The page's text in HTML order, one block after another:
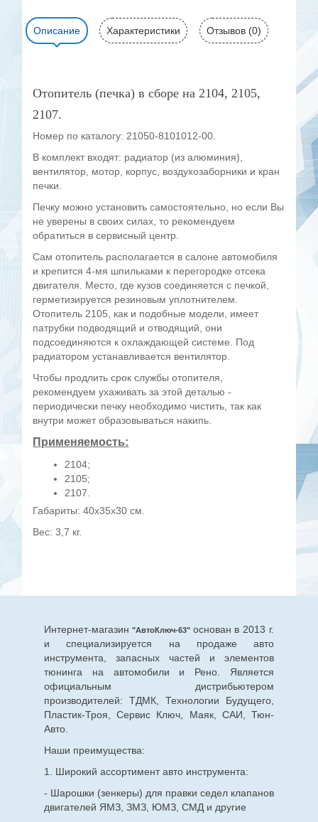
Описание Характеристики Отзывов (0)
Отопитель (печка) в сборе на 2104, 2105,
2107.
Номер по каталогу: 21050-8101012-00.
В комплект входят: радиатор (из алюминия),
вентилятор, мотор, корпус, воздухозаборники и кран
печки.
Печку можно установить самостоятельно, но если Вы
не уверены в своих силах, то рекомендуем
обратиться в сервисный центр.
Сам отопитель располагается в салоне автомобиля
и крепится 4-мя шпильками к перегородке отсека
двигателя. Место, где кузов соединяется с печкой,
герметизируется резиновым уплотнителем.
Отопитель 2105, как и подобные модели, имеет
патрубки подводящий и отводящий, они
подсоединяются к охлаждающей системе. Под
радиатором устанавливается вентилятор.
Чтобы продлить срок службы отопителя,
рекомендуем ухаживать за этой деталью -
периодически печку необходимо чистить, так как
внутри может образовываться накипь.
Применяемость:
2104;
2105;
2107.
Габариты: 40x35x30 см.
Вес: 3,7 кг.
Интернет-магазин "АвтоКлюч-63" основан в 2013 г.
и специализируется на продаже авто
инструмента, запасных частей и элементов
тюнинга на автомобили и Рено. Является
официальным дистрибьютером
производителей: ТДМК, Технологии Будущего,
Пластик-Троя, Сервис Ключ, Маяк, САИ, Тюн-
Авто.
Наши преимущества:
1. Широкий ассортимент авто инструмента:
- Шарошки (зенкеры) для правки седел клапанов
двигателей ЯМЗ, ЗМЗ, ЮМЗ, СМД и другие